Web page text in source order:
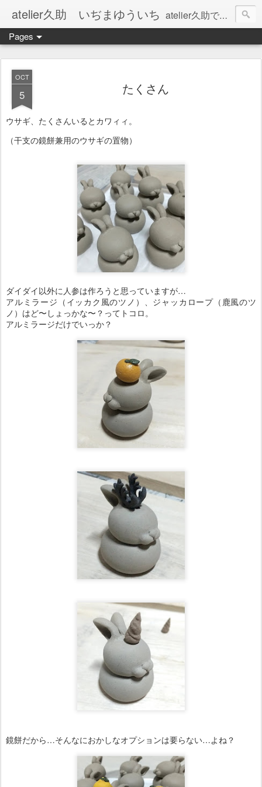
atelier久助 いぢまゆういち atelier久助では土と火から暖かなモノたちを生み出しています。 ご覧になられた方が和んで頂ければ幸いです。
Pages
OCT
5 たくさん
ウサギ、たくさんいるとカワィィ。
（干支の鏡餅兼用のウサギの置物）
ダイダイ以外に人参は作ろうと思っていますが…
アルミラージ（イッカク風のツノ）、ジャッカロープ（鹿風のツ
ノ）はど〜しょっかな〜？ってトコロ。
アルミラージだけでいっか？
鏡餅だから…そんなにおかしなオプションは要らない…よね？